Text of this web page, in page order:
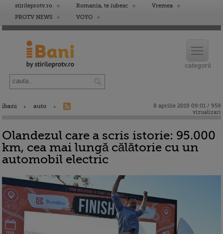
stirileprotv.ro Romania, te iubesc
Vremea
PROTV NEWS
VOYO
ibani auto
8 aprilie 2019 09:01 / 959
vizualizari
Olandezul care a scris istorie: 95.000
km, cea mai lungă călătorie cu un
automobil electric